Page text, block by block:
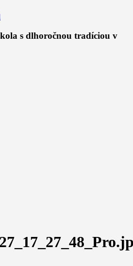
s dlhoročnou tradíciou v